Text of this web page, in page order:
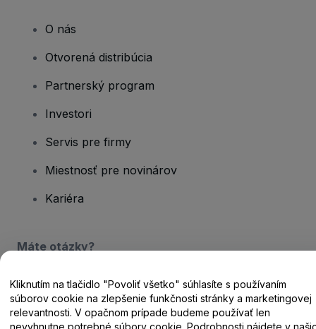
O nás
Otvorená distribúcia
Partnerský program
Investori
Servis pre firmy
Miestnosť pre novinárov
Kariéra
Máte otázky?
Centrum pomoci / Kontaktujte nás
Kliknutím na tlačidlo "Povoliť všetko" súhlasíte s používaním
súborov cookie na zlepšenie funkčnosti stránky a marketingovej
relevantnosti. V opačnom prípade budeme používať len
nevyhnutne potrebné súbory cookie. Podrobnosti nájdete v